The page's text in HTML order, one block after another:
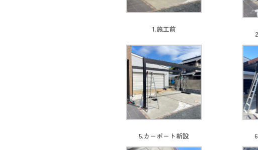
1.施工前
5.カーポート新設